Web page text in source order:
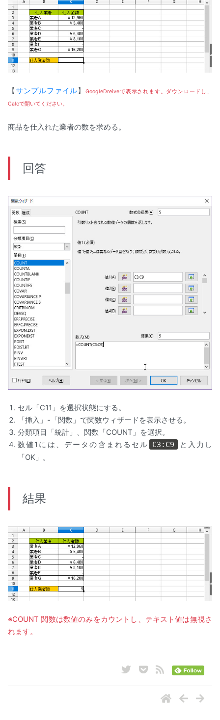
【サンプルファイル】GoogleDreiveで表示されます。ダウンロードし、
Calcで開いてください。
商品を仕入れた業者の数を求める。
回答
セル「C11」を選択状態にする。
「挿入」-「関数」で関数ウィザードを表示させる。
分類項目「統計」、関数「COUNT」を選択。
数値1には、データの含まれるセル
C3:C9
と入力し
「OK」。
結果
※COUNT 関数は数値のみをカウントし、テキスト値は無視さ
れます。